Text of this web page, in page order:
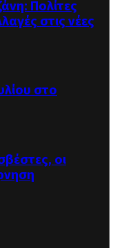
Πολίτες
στις νέες
στο
οι